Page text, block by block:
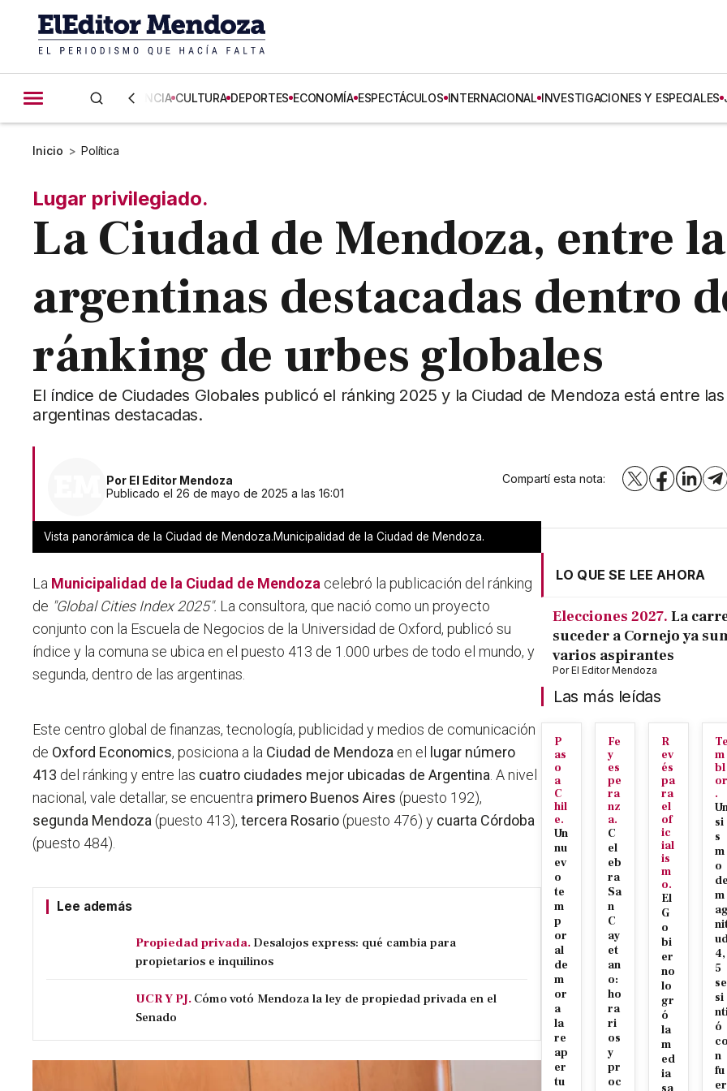
CIENCIA CULTURA DEPORTES ECONOMÍA ESPECTÁCULOS INTERNACIONAL INVESTIGACIONES Y ESPECIALES
Inicio > Política
Lugar privilegiado.
La Ciudad de Mendoza, entre
argentinas destacadas dentro
ránking de urbes globales
El índice de Ciudades Globales publicó el ránking 2025 y la Ciudad de Mendoza está entre
argentinas destacadas.
Por El Editor Mendoza
Publicado el 26 de mayo de 2025 a las 16:01
Compartí esta nota: X Facebook
Vista panorámica de la Ciudad de Mendoza.Municipalidad de la Ciudad de Mendoza.
La Municipalidad de la Ciudad de Mendoza celebró la publicación del ránking
de "Global Cities Index 2025". La consultora, que nació como un proyecto
conjunto con la Escuela de Negocios de la Universidad de Oxford, publicó su
índice y la comuna se ubica en el puesto 413 de 1.000 urbes de todo el mundo, y
segunda, dentro de las argentinas.
Este centro global de finanzas, tecnología, publicidad y medios de comunicación
de Oxford Economics, posiciona a la Ciudad de Mendoza en el
lugar número
413 del ránking y entre las cuatro ciudades mejor ubicadas de Argentina . A nivel
nacional, vale detallar, se encuentra primero Buenos Aires (puesto 192),
segunda Mendoza (puesto 413),tercera Rosario (puesto 476) y cuarta Córdoba
(puesto 484).
Lee además
Propiedad privada. Desalojos express: qué cambia para
propietarios e inquilinos
UCR Y PJ. Cómo votó Mendoza la ley de propiedad privada en el
Senado
LO QUE SE LEE AHORA
Elecciones 2027. La
suceder a Cornejo ya
varios aspirantes
PorEl Editor Mendoza
Las más leídas
P
as
o
a
C
hil
e.
Un
nu
ev
o
te
m
p
or
al
de
m
or
a
la
re
ap
er
tu
Fe
y
es
pe
ra
nz
a.
C
el
eb
ra
Sa
n
C
ay
et
an
o:
ho
ra
ri
os
y
pr
oc
R
ev
és
pa
ra
el
of
ic
ial
is
m
o.
El
G
o
bi
er
no
lo
gr
ó
la
m
ed
ia
m
bl
or
.
si
s
m
o
m
4,
5
se
si
ó
n
fu
er